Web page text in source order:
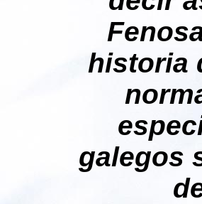
historia
galegos